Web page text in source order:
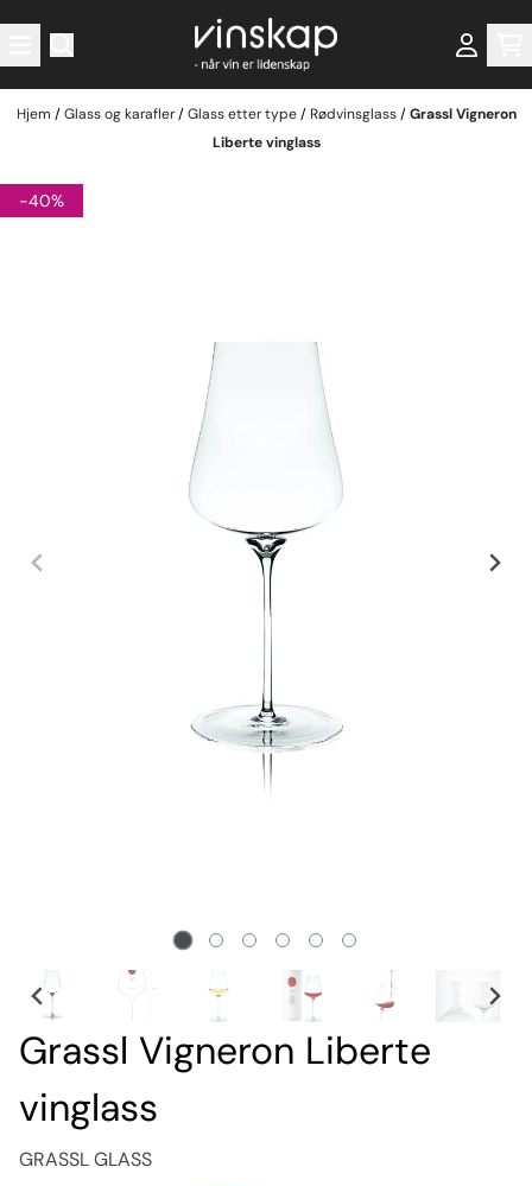
Hopp til innhold
Hjem /Glass og karafler/Glass etter type/ Rødvinsglass/Grassl Vigneron
Liberte vinglass
-40%
Grassl Vigneron Liberte
vinglass
GRASSL GLASS